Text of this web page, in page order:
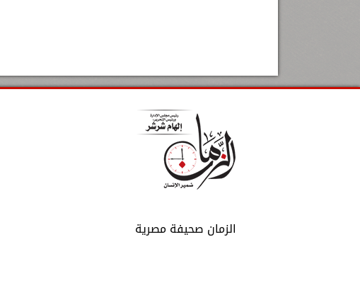
الزمان صحيفة مصرية